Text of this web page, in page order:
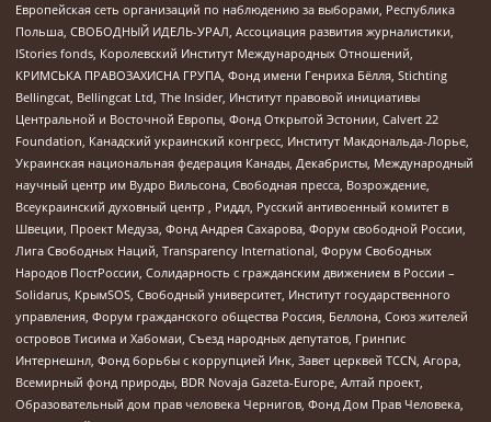
Европейская сеть организаций по наблюдению за выборами, Республика
Польша, СВОБОДНЫЙ ИДЕЛЬ-УРАЛ, Ассоциация развития журналистики,
IStories fonds, Королевский Институт Международных Отношений,
КРИМСЬКА ПРАВОЗАХИСНА ГРУПА, Фонд имени Генриха Бёлля, Stichting
Bellingcat, Bellingcat Ltd, The Insider, Институт правовой инициативы
Центральной и Восточной Европы, Фонд Открытой Эстонии, Calvert 22
Foundation, Канадский украинский конгресс, Институт Макдональда-Лорье,
Украинская национальная федерация Канады, Декабристы, Международный
научный центр им Вудро Вильсона, Свободная пресса, Возрождение,
Всеукраинский духовный центр , Риддл, Русский антивоенный комитет в
Швеции, Проект Медуза, Фонд Андрея Сахарова, Форум свободной России,
Лига Свободных Наций, Transparеncy International, Форум Свободных
Народов ПостРоссии, Солидарность с гражданским движением в России –
Solidarus, КрымSOS, Свободный университет, Институт государственного
управления, Форум гражданского общества Россия, Беллона, Союз жителей
островов Тисима и Хабомаи, Съезд народных депутатов, Гринпис
Интернешнл, Фонд борьбы с коррупцией Инк, Завет церквей TCCN, Агора,
Всемирный фонд природы, BDR Novaja Gazeta-Europe, Алтай проект,
Образовательный дом прав человека Чернигов, Фонд Дом Прав Человека,